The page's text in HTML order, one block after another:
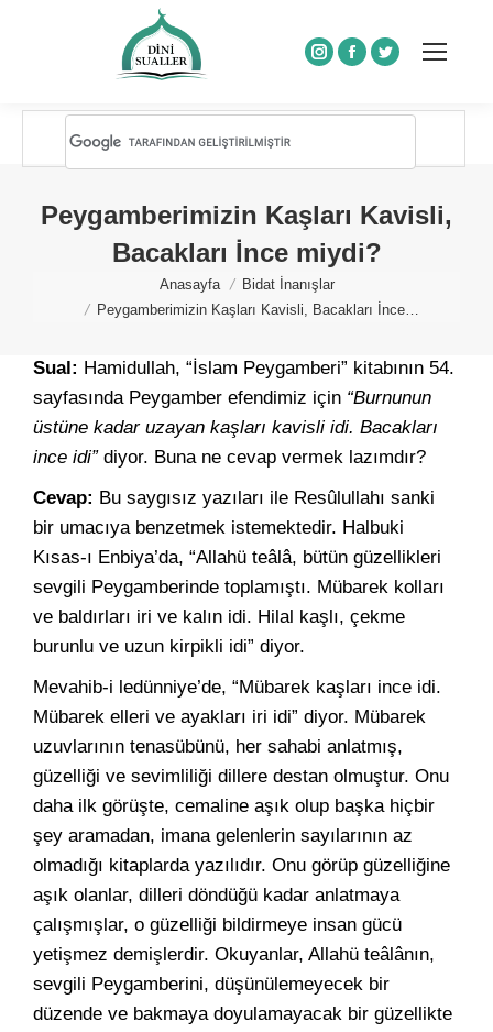
Instagram
Facebook
Twitter
Peygamberimizin Kaşları Kavisli,
Bacakları İnce miydi?
Anasayfa
Bidat İnanışlar
Peygamberimizin Kaşları Kavisli, Bacakları İnce…
Sual: Hamidullah, “İslam Peygamberi” kitabının 54.
sayfasında Peygamber efendimiz için “Burnunun
üstüne kadar uzayan kaşları kavisli idi. Bacakları
ince idi”diyor. Buna ne cevap vermek lazımdır?
Cevap: Bu saygısız yazıları ile Resûlullahı sanki
bir umacıya benzetmek istemektedir. Halbuki
Kısas-ı Enbiya’da, “Allahü teâlâ, bütün güzellikleri
sevgili Peygamberinde toplamıştı. Mübarek kolları
ve baldırları iri ve kalın idi. Hilal kaşlı, çekme
burunlu ve uzun kirpikli idi” diyor.
Mevahib-i ledünniye’de, “Mübarek kaşları ince idi.
Mübarek elleri ve ayakları iri idi” diyor. Mübarek
uzuvlarının tenasübünü, her sahabi anlatmış,
güzelliği ve sevimliliği dillere destan olmuştur. Onu
daha ilk görüşte, cemaline aşık olup başka hiçbir
şey aramadan, imana gelenlerin sayılarının az
olmadığı kitaplarda yazılıdır. Onu görüp güzelliğine
aşık olanlar, dilleri döndüğü kadar anlatmaya
çalışmışlar, o güzelliği bildirmeye insan gücü
yetişmez demişlerdir. Okuyanlar, Allahü teâlânın,
sevgili Peygamberini, düşünülemeyecek bir
düzende ve bakmaya doyulamayacak bir güzellikte